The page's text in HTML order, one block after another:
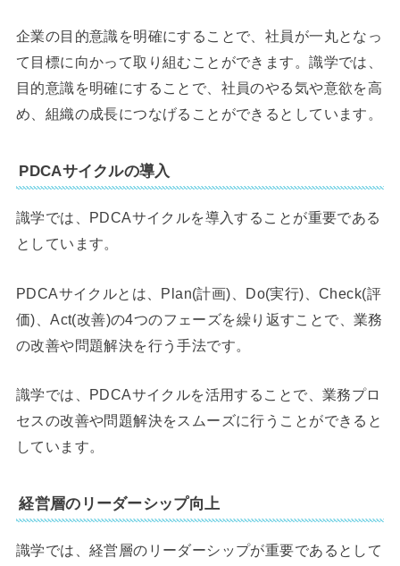
企業の目的意識を明確にすることで、社員が一丸となっ
て目標に向かって取り組むことができます。識学では、
目的意識を明確にすることで、社員のやる気や意欲を高
め、組織の成長につなげることができるとしています。
PDCAサイクルの導入
識学では、PDCAサイクルを導入することが重要である
としています。
PDCAサイクルとは、Plan(計画)、Do(実行)、Check(評
価)、Act(改善)の4つのフェーズを繰り返すことで、業務
の改善や問題解決を行う手法です。
識学では、PDCAサイクルを活用することで、業務プロ
セスの改善や問題解決をスムーズに行うことができると
しています。
経営層のリーダーシップ向上
識学では、経営層のリーダーシップが重要であるとして